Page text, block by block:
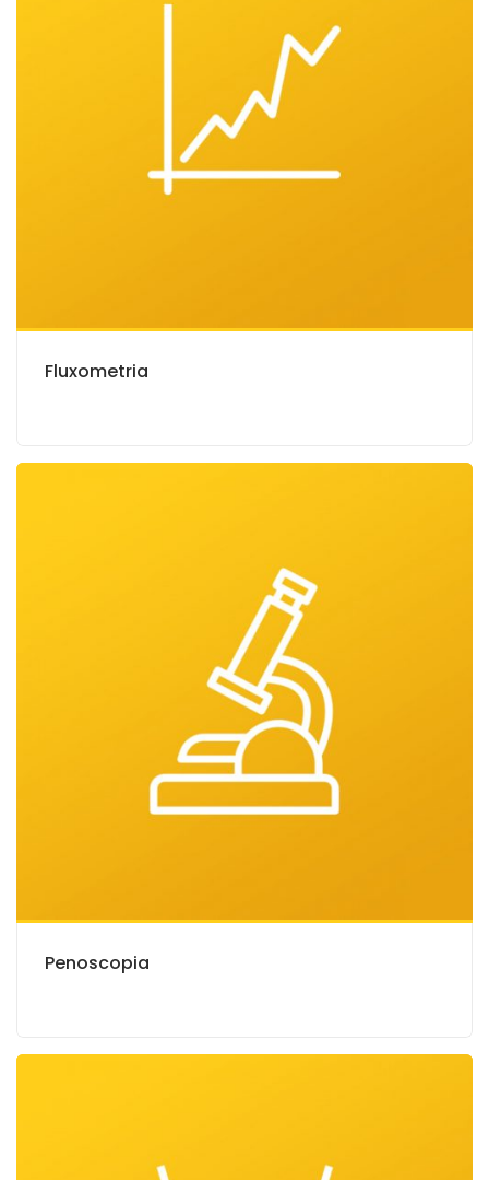
Fluxometria
Penoscopia